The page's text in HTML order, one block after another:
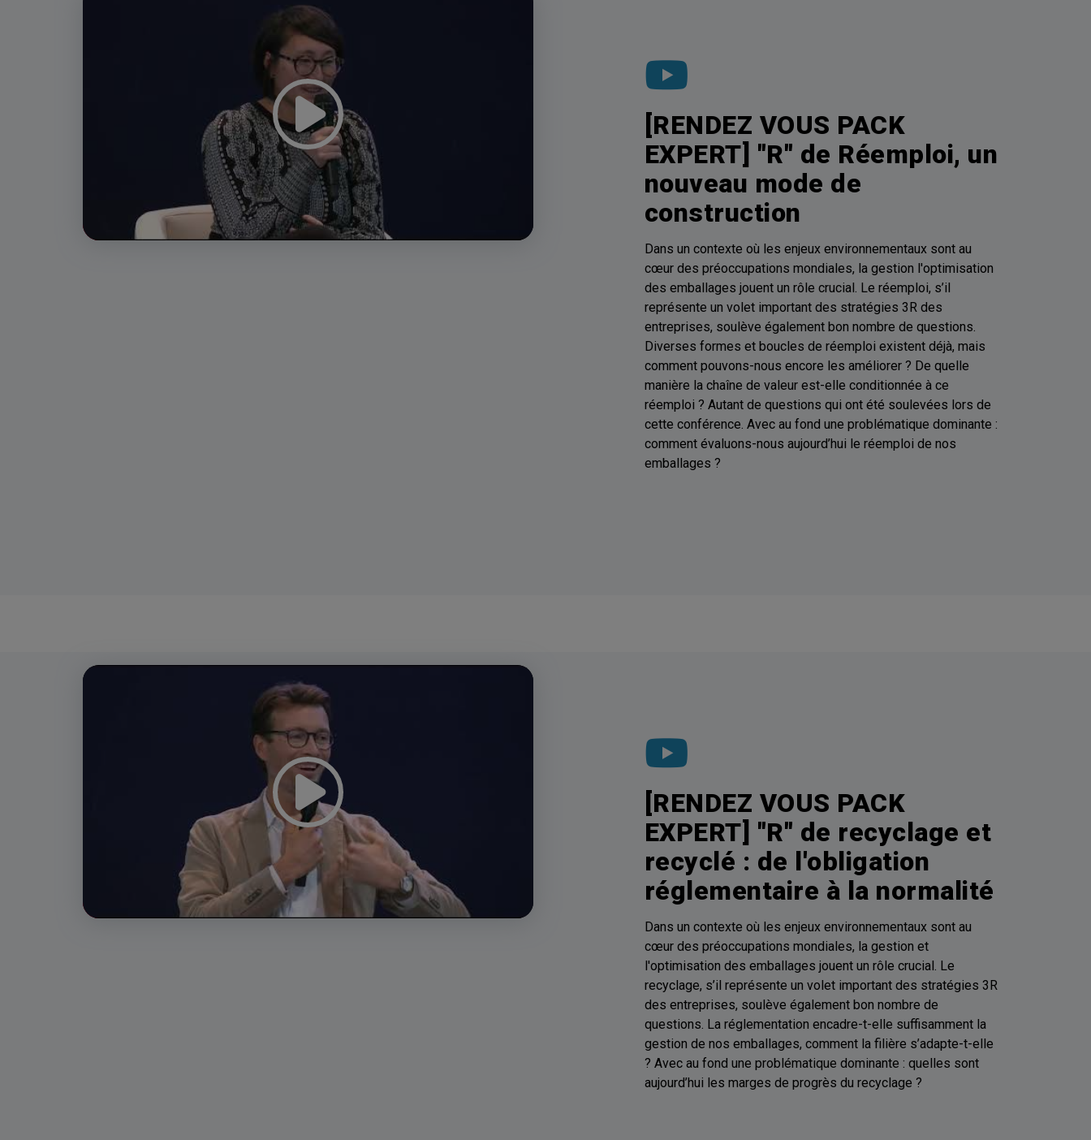
[RENDEZ VOUS PACK
EXPERT] "R" de Réemploi, un
nouveau mode de
construction
Dans un contexte où les enjeux environnementaux sont au
cœur des préoccupations mondiales, la gestion l'optimisation
des emballages jouent un rôle crucial. Le réemploi, s’il
représente un volet important des stratégies 3R des
entreprises, soulève également bon nombre de questions.
Diverses formes et boucles de réemploi existent déjà, mais
comment pouvons-nous encore les améliorer ? De quelle
manière la chaîne de valeur est-elle conditionnée à ce
réemploi ? Autant de questions qui ont été soulevées lors de
cette conférence. Avec au fond une problématique dominante :
comment évaluons-nous aujourd’hui le réemploi de nos
emballages ?
Video
[RENDEZ VOUS PACK
EXPERT] "R" de recyclage et
recyclé : de l'obligation
réglementaire à la normalité
Dans un contexte où les enjeux environnementaux sont au
cœur des préoccupations mondiales, la gestion et
l'optimisation des emballages jouent un rôle crucial. Le
recyclage, s’il représente un volet important des stratégies 3R
des entreprises, soulève également bon nombre de
questions. La réglementation encadre-t-elle suffisamment la
gestion de nos emballages, comment la filière s’adapte-t-elle
? Avec au fond une problématique dominante : quelles sont
aujourd’hui les marges de progrès du recyclage ?